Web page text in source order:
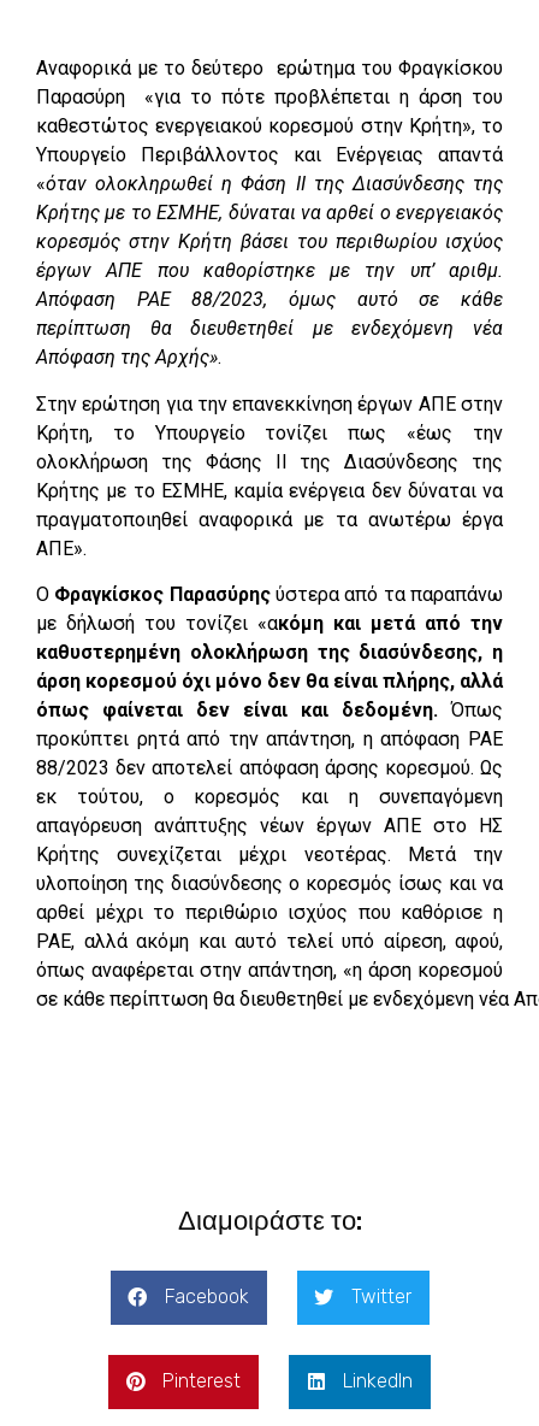
Αναφορικά με το δεύτερο ερώτημα του Φραγκίσκου
Παρασύρη «για το πότε προβλέπεται η άρση του
καθεστώτος ενεργειακού κορεσμού στην Κρήτη», το
Υπουργείο Περιβάλλοντος και Ενέργειας απαντά
«όταν ολοκληρωθεί η Φάση ΙΙ της Διασύνδεσης της
Κρήτης με το ΕΣΜΗΕ, δύναται να αρθεί ο ενεργειακός
κορεσμός στην Κρήτη βάσει του περιθωρίου ισχύος
έργων ΑΠΕ που καθορίστηκε με την υπ’ αριθμ.
Απόφαση ΡΑΕ 88/2023, όμως αυτό σε κάθε
περίπτωση θα διευθετηθεί με ενδεχόμενη νέα
Απόφαση της Αρχής».
Στην ερώτηση για την επανεκκίνηση έργων ΑΠΕ στην
Κρήτη, το Υπουργείο τονίζει πως «έως την
ολοκλήρωση της Φάσης ΙΙ της Διασύνδεσης της
Κρήτης με το ΕΣΜΗΕ, καμία ενέργεια δεν δύναται να
πραγματοποιηθεί αναφορικά με τα ανωτέρω έργα
ΑΠΕ».
Ο Φραγκίσκος Παρασύρηςύστερα από τα παραπάνω
με δήλωσή του τονίζει «ακόμη και μετά από την
καθυστερημένη ολοκλήρωση της διασύνδεσης, η
άρση κορεσμού όχι μόνο δεν θα είναι πλήρης, αλλά
όπως φαίνεται δεν είναι και δεδομένη.Όπως
προκύπτει ρητά από την απάντηση, η απόφαση ΡΑΕ
88/2023 δεν αποτελεί απόφαση άρσης κορεσμού. Ως
εκ τούτου, ο κορεσμός και η συνεπαγόμενη
απαγόρευση ανάπτυξης νέων έργων ΑΠΕ στο ΗΣ
Κρήτης συνεχίζεται μέχρι νεοτέρας. Μετά την
υλοποίηση της διασύνδεσης ο κορεσμός ίσως και να
αρθεί μέχρι το περιθώριο ισχύος που καθόρισε η
ΡΑΕ, αλλά ακόμη και αυτό τελεί υπό αίρεση, αφού,
όπως αναφέρεται στην απάντηση, «η άρση κορεσμού
σε κάθε περίπτωση θα διευθετηθεί με ενδεχόμενη νέα
Διαμοιράστε το:
Facebook Twitter
Pinterest LinkedIn